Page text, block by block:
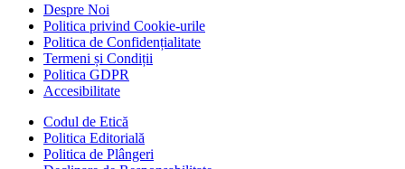
Despre Noi
Politica privind Cookie-urile
Politica de Confidențialitate
Termeni și Condiții
Politica GDPR
Accesibilitate
Codul de Etică
Politica Editorială
Politica de Plângeri